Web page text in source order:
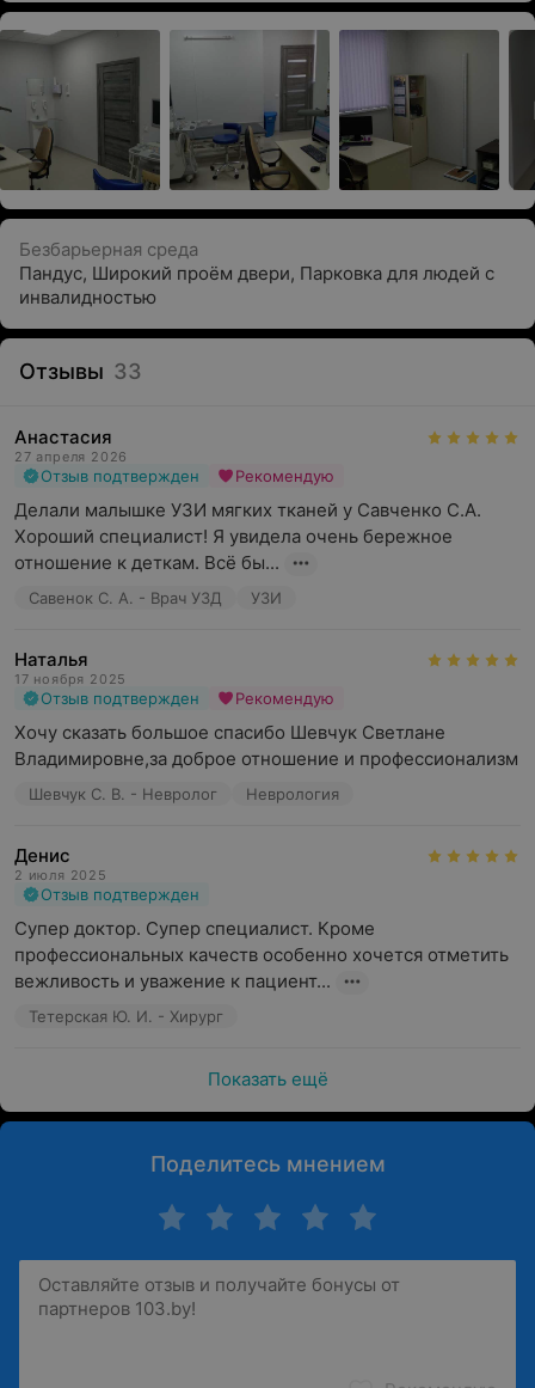
Безбарьерная среда
Пандус, Широкий проём двери, Парковка для людей с
инвалидностью
Отзывы 33
Анастасия
27 апреля 2026
Отзыв подтвержден Рекомендую
Делали малышке УЗИ мягких тканей у Савченко С.А.
Хороший специалист! Я увидела очень бережное
отношение к деткам. Всё бы...
Савенок С. А. - Врач УЗД УЗИ
Наталья
17 ноября 2025
Отзыв подтвержден Рекомендую
Хочу сказать большое спасибо Шевчук Светлане
Владимировне,за доброе отношение и профессионализм
Шевчук С. В. - Невролог Неврология
Денис
2 июля 2025
Отзыв подтвержден
Супер доктор. Супер специалист. Кроме
профессиональных качеств особенно хочется отметить
вежливость и уважение к пациент...
Тетерская Ю. И. - Хирург
Показать ещё
Поделитесь мнением